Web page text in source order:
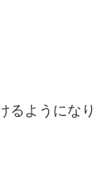
るようになり